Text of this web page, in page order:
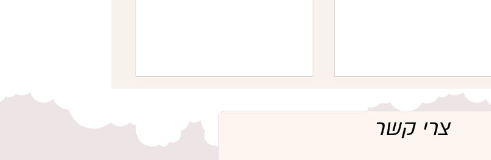
צרי קשר